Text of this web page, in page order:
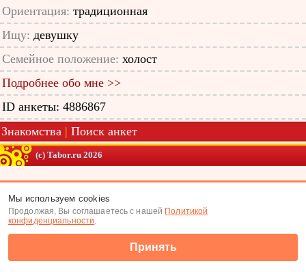
Ориентация: традиционная
Ищу: девушку
Семейное положение: холост
Подробнее обо мне >>
ID анкеты: 4886867
Знакомства | Поиск анкет
(c) Tabor.ru 2026
Мы используем cookies
Продолжая, Вы соглашаетесь с нашей Политикой
конфиденциальности.
Принять